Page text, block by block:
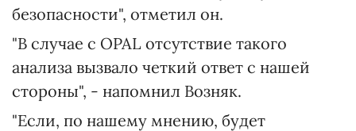
безопасности", отметил он.
"В случае с OPAL отсутствие такого
анализа вызвало четкий ответ с нашей
стороны", - напомнил Возняк.
"Если, по нашему мнению, будет